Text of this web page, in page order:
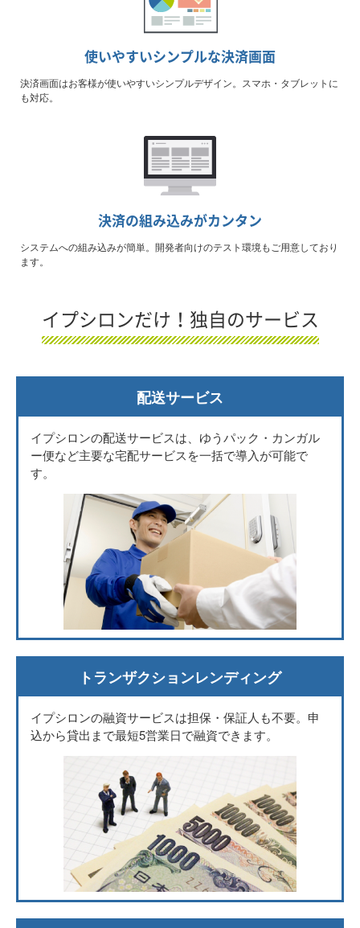
使いやすいシンプルな決済画面
決済画面はお客様が使いやすいシンプルデザイン。スマホ・タブレットに
も対応。
決済の組み込みがカンタン
システムへの組み込みが簡単。開発者向けのテスト環境もご用意しており
ます。
イプシロンだけ！独自のサービス
配送サービス
イプシロンの配送サービスは、ゆうパック・カンガル
ー便など主要な宅配サービスを一括で導入が可能で
す。
トランザクションレンディング
イプシロンの融資サービスは担保・保証人も不要。申
込から貸出まで最短5営業日で融資できます。